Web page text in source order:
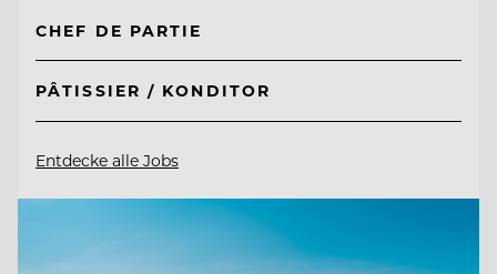
CHEF DE PARTIE
PÂTISSIER / KONDITOR
Entdecke alle Jobs